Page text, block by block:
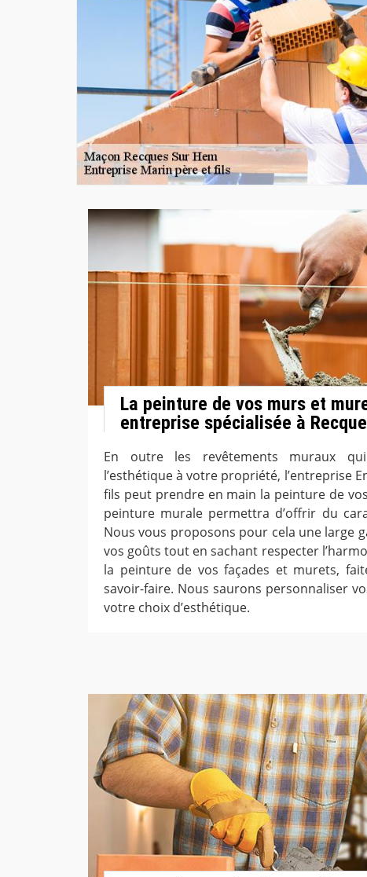
La peinture de vos murs et
entreprise spécialisée à
En outre les revêtements muraux
l’esthétique à votre propriété, l’entreprise
fils peut prendre en main la peinture de
peinture murale permettra d’offrir du
Nous vous proposons pour cela une large
vos goûts tout en sachant respecter
la peinture de vos façades et murets,
savoir-faire. Nous saurons personnaliser
votre choix d’esthétique.